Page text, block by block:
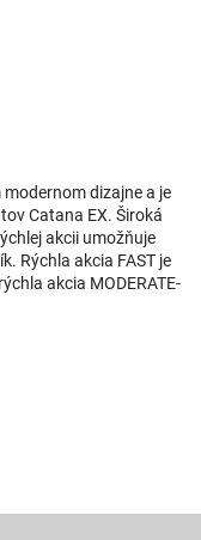
dizajne a je
Catana EX. Široká
akcii umožňuje
Rýchla akcia FAST je
akcia MODERATE-